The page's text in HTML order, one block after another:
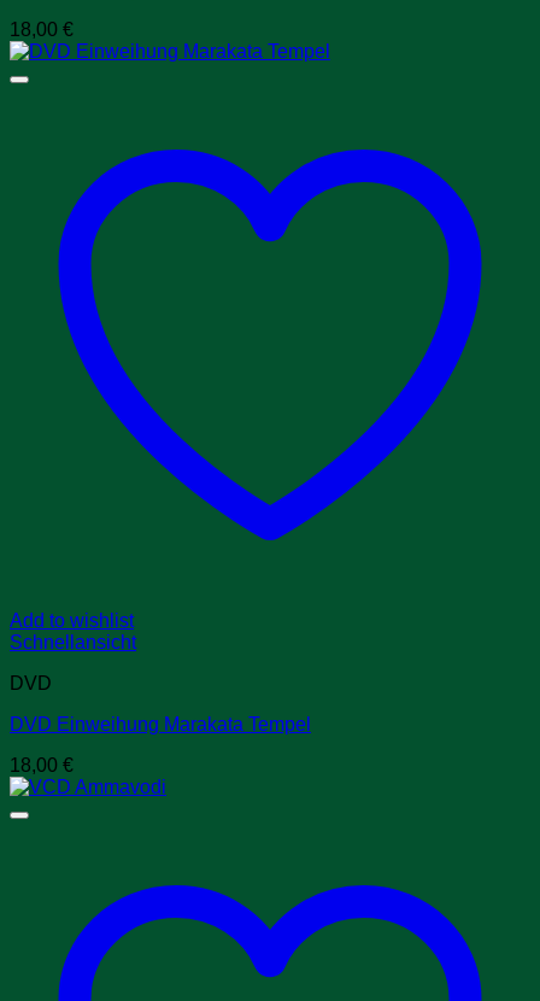
18,00 €
Add to wishlist
Schnellansicht
DVD
DVD Einweihung Marakata Tempel
18,00 €